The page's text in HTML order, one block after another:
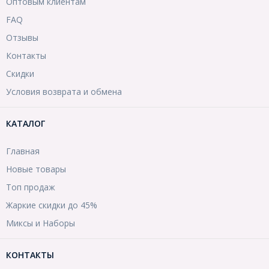
FAQ
Отзывы
Контакты
Скидки
Условия возврата и обмена
КАТАЛОГ
Главная
Новые товары
Топ продаж
Жаркие скидки до 45%
Миксы и Наборы
КОНТАКТЫ